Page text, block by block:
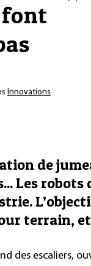
font
Innovations
de
Les
terrain,
des escaliers,